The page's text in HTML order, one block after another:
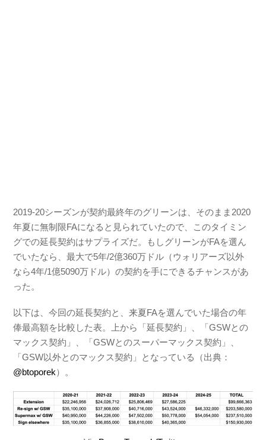
2019-20シーズンが契約最終年のグリーンは、そのまま2020
年夏に無制限FAになると見られていたので、このタイミン
グでの延長契約はサプライズだ。もしグリーンがFAを選ん
でいたなら、最大で5年/2億360万ドル（ウォリアーズ以外
なら4年/1億5090万ドル）の契約を手にできるチャンスがあ
った。
以下は、今回の延長契約と、来夏FAを選んでいた場合の年
俸最高額を比較した表。上から「延長契約」、「GSWとの
マックス契約」、「GSWとのスーパーマックス契約」、
「GSW以外とのマックス契約」となっている（出典：
@btoporek）。